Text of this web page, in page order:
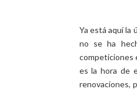
Ya está aquí la
no se ha
competiciones
es la hora de
renovaciones,